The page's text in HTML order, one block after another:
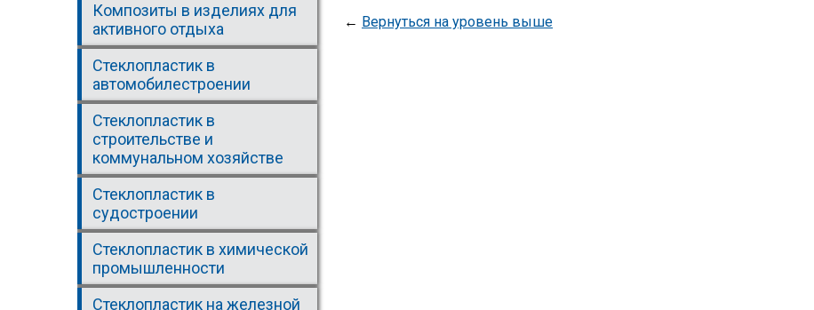
Композиты в изделиях для
активного отдыха
Стеклопластик в
автомобилестроении
Стеклопластик в
строительстве и
коммунальном хозяйстве
Стеклопластик в
судостроении
Стеклопластик в химической
промышленности
Стеклопластик на железной
← Вернуться на уровень выше